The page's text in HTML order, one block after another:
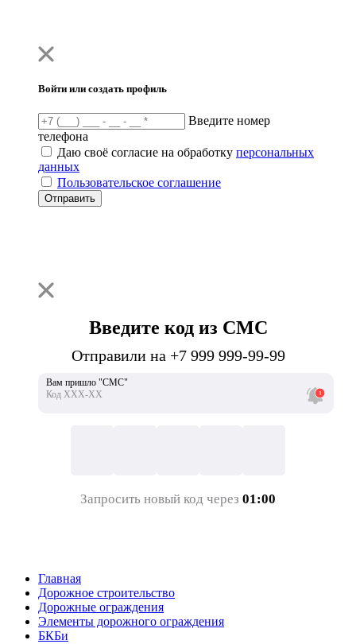
Войти или создать профиль
Введите номер
телефона
Даю своё согласие на обработку персональных
данных
Пользовательское соглашение
Отправить
Введите код из СМС
Отправили на +7 999 999-99-99
Вам пришло "СМС"
Код ХХХ-ХХ
Запросить новый код через 01:00
Главная
Дорожное строительство
Дорожные ограждения
Элементы дорожного ограждения
БКБи